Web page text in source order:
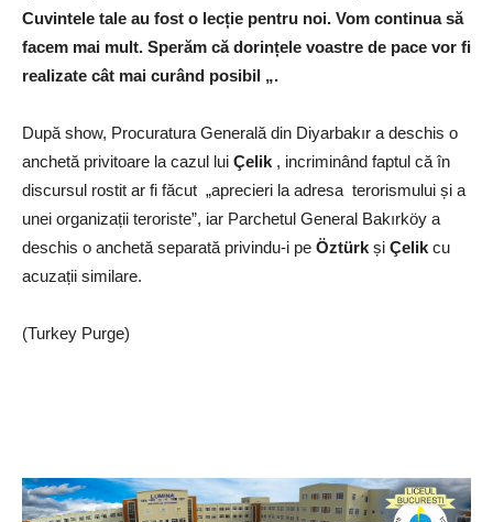
Cuvintele tale au fost o lecție pentru noi. Vom continua să
facem mai mult. Sperăm că dorințele voastre de pace vor fi
realizate cât mai curând posibil „.
După show, Procuratura Generală din Diyarbakır a deschis o
anchetă privitoare la cazul lui Çelik , incriminând faptul că în
discursul rostit ar fi făcut „aprecieri la adresa terorismului și a
unei organizații teroriste”, iar Parchetul General Bakırköy a
deschis o anchetă separată privindu-i pe Öztürk și Çelik cu
acuzații similare.
(Turkey Purge)